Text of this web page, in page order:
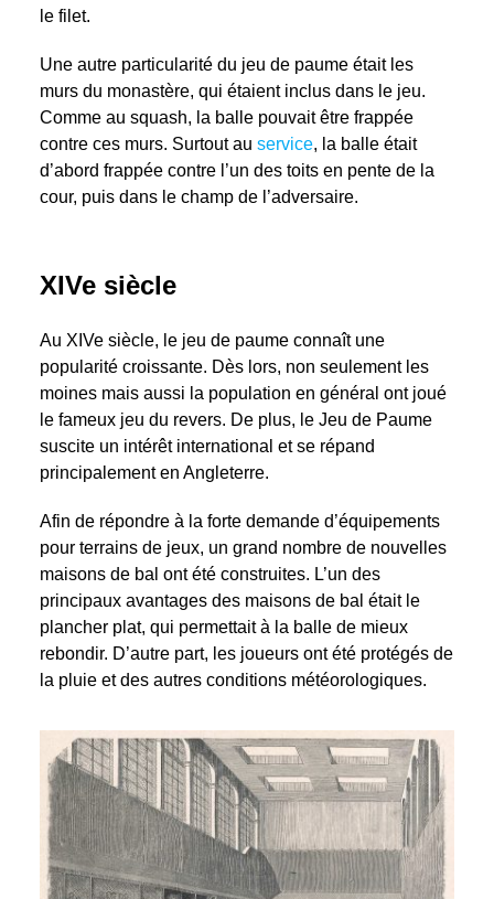
le filet.
Une autre particularité du jeu de paume était les
murs du monastère, qui étaient inclus dans le jeu.
Comme au squash, la balle pouvait être frappée
contre ces murs. Surtout au service, la balle était
d’abord frappée contre l’un des toits en pente de la
cour, puis dans le champ de l’adversaire.
XIVe siècle
Au XIVe siècle, le jeu de paume connaît une
popularité croissante. Dès lors, non seulement les
moines mais aussi la population en général ont joué
le fameux jeu du revers. De plus, le Jeu de Paume
suscite un intérêt international et se répand
principalement en Angleterre.
Afin de répondre à la forte demande d’équipements
pour terrains de jeux, un grand nombre de nouvelles
maisons de bal ont été construites. L’un des
principaux avantages des maisons de bal était le
plancher plat, qui permettait à la balle de mieux
rebondir. D’autre part, les joueurs ont été protégés de
la pluie et des autres conditions météorologiques.